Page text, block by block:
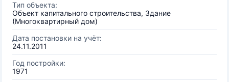
Тип объекта:
Объект капитального строительства, Здание
(Многоквартирный дом)
Дата постановки на учёт:
24.11.2011
Год постройки:
1971